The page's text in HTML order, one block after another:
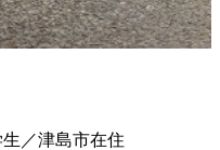
／津島市在住